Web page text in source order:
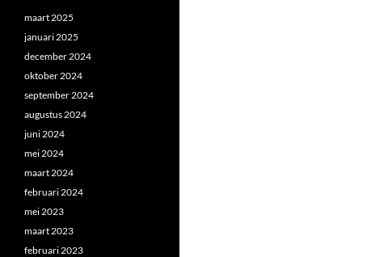
maart 2025
januari 2025
december 2024
oktober 2024
september 2024
augustus 2024
juni 2024
mei 2024
maart 2024
februari 2024
mei 2023
maart 2023
februari 2023